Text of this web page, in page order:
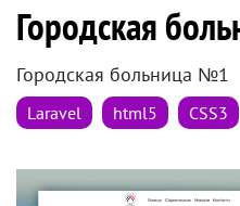
Городская
Городская больница №1
Laravel html5 CSS3